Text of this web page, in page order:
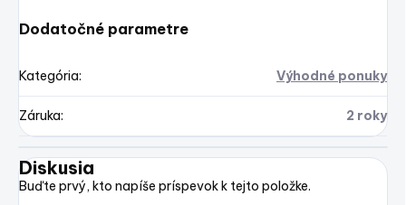
Dodatočné parametre
Kategória: Výhodné ponuky
Záruka: 2 roky
Diskusia
Buďte prvý, kto napíše príspevok k tejto položke.